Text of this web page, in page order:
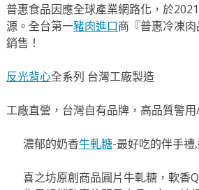
普惠食品因應全球產業網路化，於
源。全台第一豬肉進口商『普惠冷凍
銷售！
反光背心全系列 台灣工廠製造
工廠直營，台灣自有品牌，高品質警
濃郁的奶香牛軋糖-最好吃的伴手禮
喜之坊原創商品圓片牛軋糖，軟香